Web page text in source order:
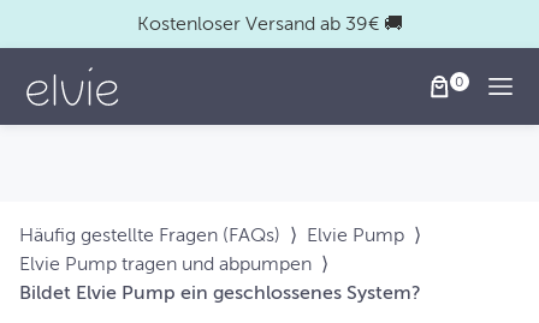
Kostenloser Versand ab 39€ 🚚
Häufig gestellte Fragen (FAQs) ⟩ Elvie Pump ⟩
Elvie Pump tragen und abpumpen ⟩
Bildet Elvie Pump ein geschlossenes System?